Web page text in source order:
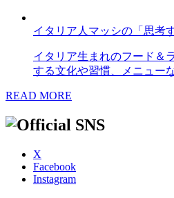
イタリア人マッシの「思考
イタリア生まれのフード＆
する文化や習慣、メニュー
READ MORE
X
Facebook
Instagram